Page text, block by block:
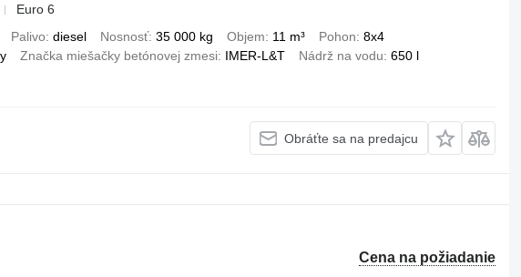
Euro 6
Palivo diesel Nosnosť 35 000 kg Objem 11 m³ Pohon 8x4
Značka miešačky betónovej zmesi IMER-L&T Nádrž na vodu 650 l
Obráťte sa na predajcu
Cena na požiadanie